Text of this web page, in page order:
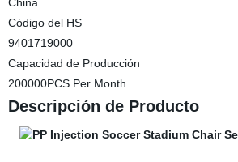
Código del HS
9401719000
Capacidad de Producción
200000PCS Per Month
Descripción de Producto